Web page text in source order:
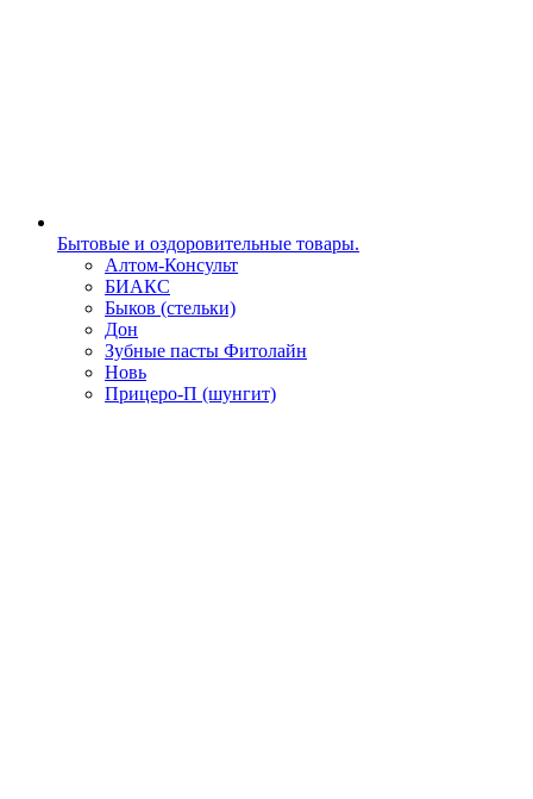
Бытовые и оздоровительные товары.
Алтом-Консульт
БИАКС
Быков (стельки)
Дон
Зубные пасты Фитолайн
Новь
Прицеро-П (шунгит)